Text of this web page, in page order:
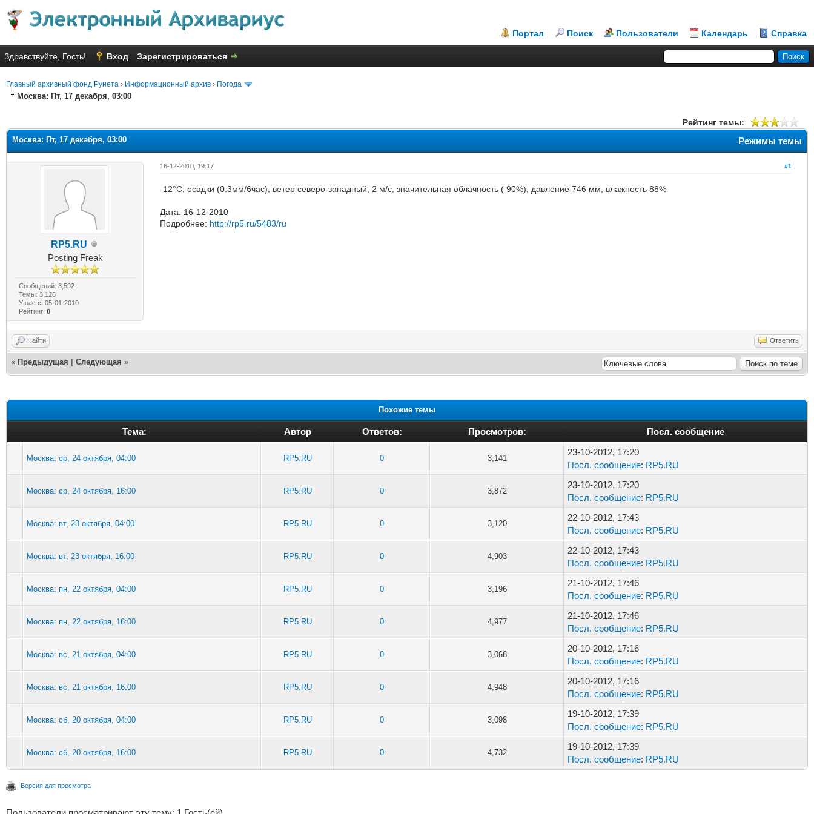
Портал Поиск Пользователи Календарь Справка
Здравствуйте, Гость! Вход Зарегистрироваться
Главный архивный фонд Рунета › Информационный архив › Погода
Москва: Пт, 17 декабря, 03:00
Рейтинг темы:
Режимы темы
Москва: Пт, 17 декабря, 03:00
RP5.RU
Posting Freak
Сообщений: 3,592
Темы: 3,126
У нас с: 05-01-2010
Рейтинг:0
#1
16-12-2010, 19:17
-12°C, осадки (0.3мм/6час), ветер северо-западный, 2 м/с, значительная облачность ( 90%), давление 746 мм, влажность 88%
Дата: 16-12-2010
Подробнее: http://rp5.ru/5483/ru
Найти Ответить
« Предыдущая Следующая »
Похожие темы
Тема: Автор Ответов: Просмотров: Посл. сообщение
Москва: ср, 24 октября, 04:00 RP5.RU 0 3,141
23-10-2012, 17:20
Посл. сообщение: RP5.RU
Москва: ср, 24 октября, 16:00 RP5.RU 0 3,872
23-10-2012, 17:20
Посл. сообщение: RP5.RU
Москва: вт, 23 октября, 04:00 RP5.RU 0 3,120
22-10-2012, 17:43
Посл. сообщение: RP5.RU
Москва: вт, 23 октября, 16:00 RP5.RU 0 4,903
22-10-2012, 17:43
Посл. сообщение: RP5.RU
Москва: пн, 22 октября, 04:00 RP5.RU 0 3,196
21-10-2012, 17:46
Посл. сообщение: RP5.RU
Москва: пн, 22 октября, 16:00 RP5.RU 0 4,977
21-10-2012, 17:46
Посл. сообщение: RP5.RU
Москва: вс, 21 октября, 04:00 RP5.RU 0 3,068
20-10-2012, 17:16
Посл. сообщение: RP5.RU
Москва: вс, 21 октября, 16:00 RP5.RU 0 4,948
20-10-2012, 17:16
Посл. сообщение: RP5.RU
Москва: сб, 20 октября, 04:00 RP5.RU 0 3,098
19-10-2012, 17:39
Посл. сообщение: RP5.RU
Москва: сб, 20 октября, 16:00 RP5.RU 0 4,732
19-10-2012, 17:39
Посл. сообщение: RP5.RU
Версия для просмотра